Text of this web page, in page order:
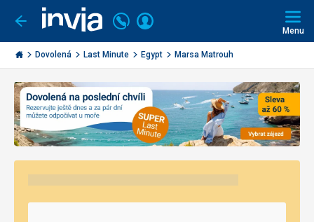
Jít
zpět
Invia.cz
Volejte
226
000
290
Přihlásit
Menu
Dovolená Last Minute Egypt Marsa Matrouh